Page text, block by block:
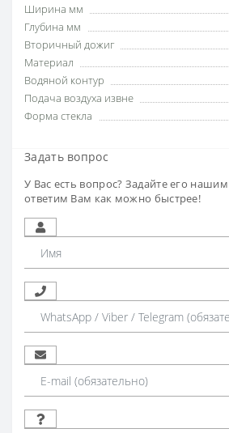
Ширина мм
Глубина мм
Вторичный дожиг
Материал
Водяной контур
Подача воздуха извне
Форма стекла
Задать вопрос
У Вас есть вопрос? Задайте его
ответим Вам как можно быстрее!